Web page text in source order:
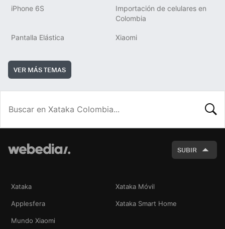
iPhone 6S
Importación de celulares en
Colombia
Pantalla Elástica Xiaomi
VER MÁS TEMAS
SUBIR
Xataka Xataka Móvil
Applesfera Xataka Smart Home
Mundo Xiaomi